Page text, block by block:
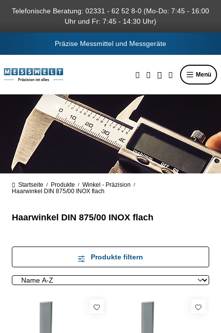
springen
Telefonische Beratung: 02331 - 62 52 8-0 (Mo-Do: 7:45 - 16:00
Uhr und Fr: 7:45 - 14:30 Uhr)
Präzise Messmittel und Messgeräte
Menü
Startseite / Produkte / Winkel - Präzision /
Haarwinkel DIN 875/00 INOX flach
Haarwinkel DIN 875/00 INOX flach
Produkte filtern